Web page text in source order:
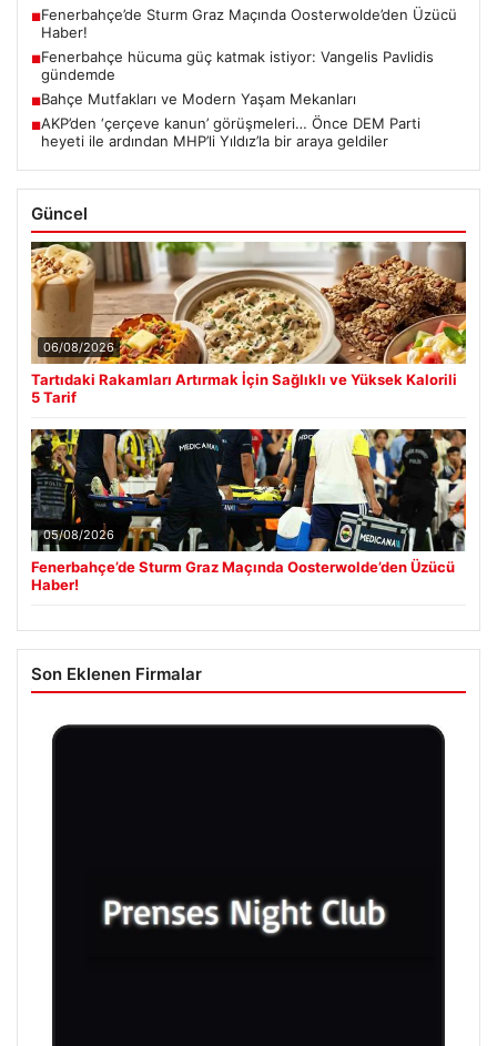
■Fenerbahçe’de Sturm Graz Maçında Oosterwolde’den Üzücü
Haber!
■Fenerbahçe hücuma güç katmak istiyor: Vangelis Pavlidis
gündemde
■Bahçe Mutfakları ve Modern Yaşam Mekanları
■AKP’den ‘çerçeve kanun’ görüşmeleri… Önce DEM Parti
heyeti ile ardından MHP’li Yıldız’la bir araya geldiler
Güncel
06/08/2026
Tartıdaki Rakamları Artırmak İçin Sağlıklı ve Yüksek Kalorili
5 Tarif
05/08/2026
Fenerbahçe’de Sturm Graz Maçında Oosterwolde’den Üzücü
Haber!
Son Eklenen Firmalar